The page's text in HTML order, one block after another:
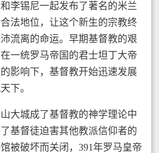
李锡尼一起发布了著名的米兰
法地位，让这个新生的宗教终
流离的命运。早期基督教的艰
一统罗马帝国的君士坦丁大帝
影响下，基督教开始迅速发展
下。
大城成了基督教的神学理论中
基督徒迫害其他教派信仰者的
被破坏而关闭，391年罗马皇帝